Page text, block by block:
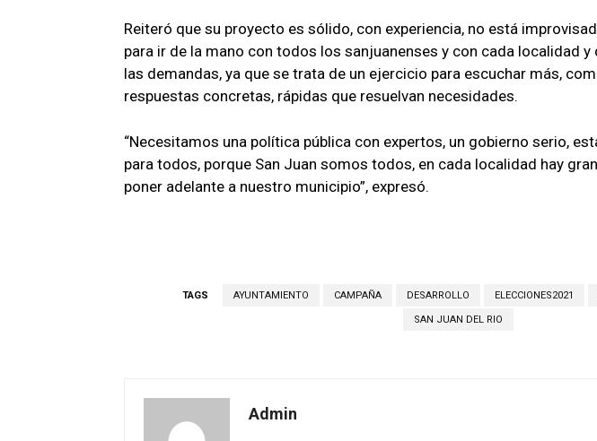
Reiteró que su proyecto es sólido, con experiencia, no está
para ir de la mano con todos los sanjuanenses y con cada localidad y
las demandas, ya que se trata de un ejercicio para escuchar más,
respuestas concretas, rápidas que resuelvan necesidades.
“Necesitamos una política pública con expertos, un gobierno serio,
para todos, porque San Juan somos todos, en cada localidad hay
poner adelante a nuestro municipio”, expresó.
TAGS AYUNTAMIENTO CAMPAÑA DESARROLLO ELECCIONES2021
SAN JUAN DEL RIO
Admin